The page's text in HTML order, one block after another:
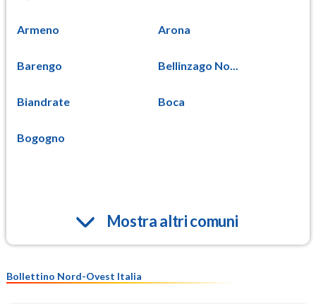
Armeno Arona
Barengo Bellinzago No...
Biandrate Boca
Bogogno
Mostra altri comuni
Bollettino Nord-Ovest Italia